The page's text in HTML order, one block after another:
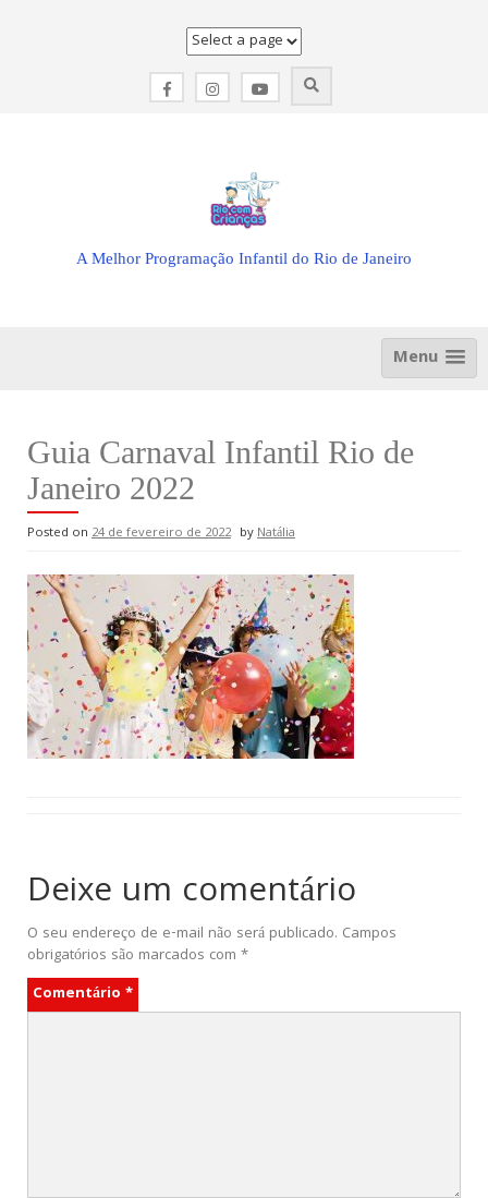
A Melhor Programação Infantil do Rio de Janeiro
Menu
Guia Carnaval Infantil Rio de
Janeiro 2022
Posted on 24 de fevereiro de 2022 byNatália
Deixe um comentário
O seu endereço de e-mail não será publicado. Campos
obrigatórios são marcados com *
Comentário *